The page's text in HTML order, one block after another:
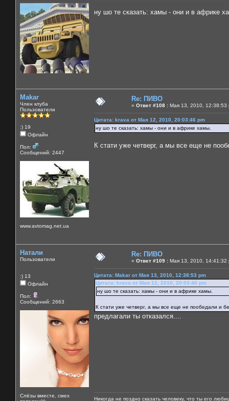
ну шо те сказать: хамы - они и в африке
Makar
Член клуба
Пользователи
:) 19
Офлайн
Пол:
Сообщений: 2447
www.avtomag.net.ua
Re: ПИВО
« Ответ #108 : Мая 13, 2010, 12:38:53
Цитата: krava от Мая 12, 2010, 20:03:46 pm
ну шо те сказать: хамы - они и в африке хамы.
К стати уже четверг, а мы все еще не
Натали
Пользователи
:) 13
Офлайн
Пол:
Сообщений: 2663
Слёзы вместе, смех
Re: ПИВО
« Ответ #109 : Мая 13, 2010, 14:41:32
Цитата: Makar от Мая 13, 2010, 12:38:53 pm
Цитата: krava от Мая 12, 2010, 20:03:46 pm
ну шо те сказать: хамы - они и в африке хамы.
К стати уже четверг, а мы все еще не пообедали и
предлагали ты отказался....
Никогда не поздно сказать человеку, что ты его